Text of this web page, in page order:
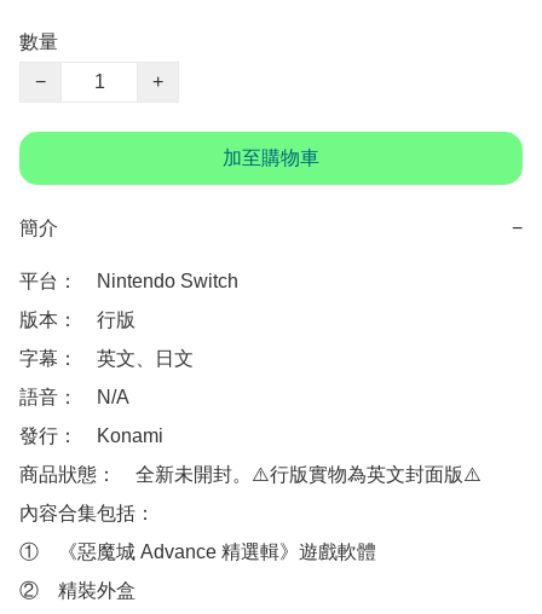
數量
−
+
加至購物車
簡介 −
平台：　Nintendo Switch
版本：　行版
字幕：　英文、日文
語音：　N/A
發行：　Konami
商品狀態：　全新未開封。⚠️行版實物為英文封面版⚠️
內容合集包括：
①　《惡魔城 Advance 精選輯》遊戲軟體
②　精裝外盒